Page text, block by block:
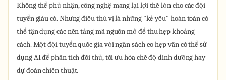
Không thể phủ nhận, công nghệ mang lại lợi thế lớn cho các đội
tuyển giàu có. Nhưng điều thú vị là những "kẻ yếu" hoàn toàn có
thể tận dụng các nền tảng mã nguồn mở để thu hẹp khoảng
cách. Một đội tuyển quốc gia với ngân sách eo hẹp vẫn có thể sử
dụng AI để phân tích đối thủ, tối ưu hóa chế độ dinh dưỡng hay
dự đoán chiến thuật.